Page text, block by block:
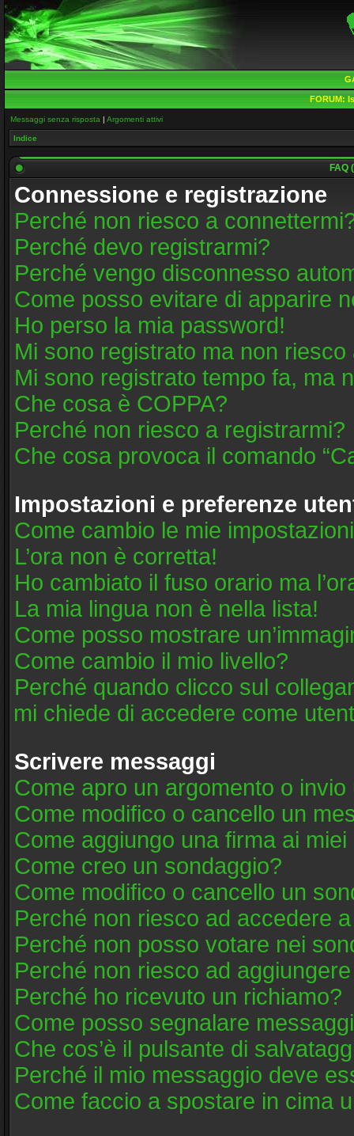
FORUM:
Messaggi senza risposta | Argomenti attivi
Indice
FAQ
Connessione e registrazione
Perché non riesco a
Perché devo registrarmi?
Perché vengo disconnesso
Come posso evitare di apparire
Ho perso la mia password!
Mi sono registrato ma non
Mi sono registrato tempo fa, ma
Che cosa è COPPA?
Perché non riesco a registrarmi?
Che cosa provoca il comando
Impostazioni e preferenze
Come cambio le mie
L’ora non è corretta!
Ho cambiato il fuso orario ma
La mia lingua non è nella lista!
Come posso mostrare
Come cambio il mio livello?
Perché quando clicco sul
mi chiede di accedere come
Scrivere messaggi
Come apro un argomento o
Come modifico o cancello un
Come aggiungo una firma ai
Come creo un sondaggio?
Come modifico o cancello un
Perché non riesco ad accedere
Perché non posso votare nei
Perché non riesco ad
Perché ho ricevuto un richiamo?
Come posso segnalare
Che cos’è il pulsante di
Perché il mio messaggio deve
Come faccio a spostare in cima